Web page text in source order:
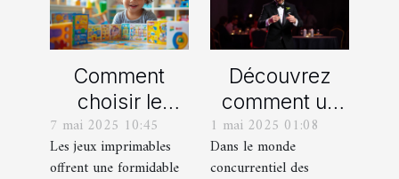
Comment
choisir le
meilleur jeu
imprimable
7 mai 2025 10:45
Les jeux imprimables
offrent une formidable
Découvrez
comment un
spectacle de
magie
1 mai 2025 01:08
Dans le monde
concurrentiel des